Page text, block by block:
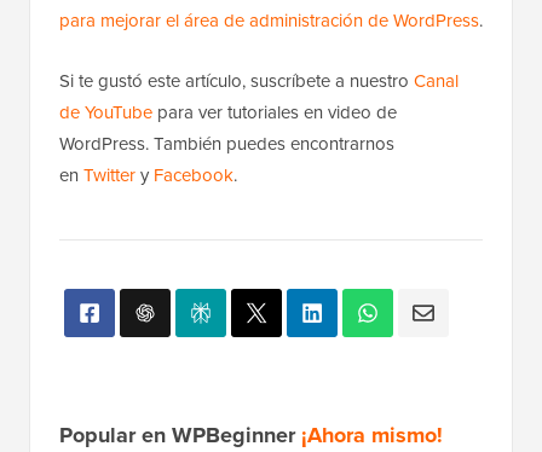
para mejorar el área de administración de WordPress.
Si te gustó este artículo, suscríbete a nuestro Canal
de YouTube para ver tutoriales en video de
WordPress. También puedes encontrarnos
en Twittery Facebook.
Popular en WPBeginner¡Ahora mismo!